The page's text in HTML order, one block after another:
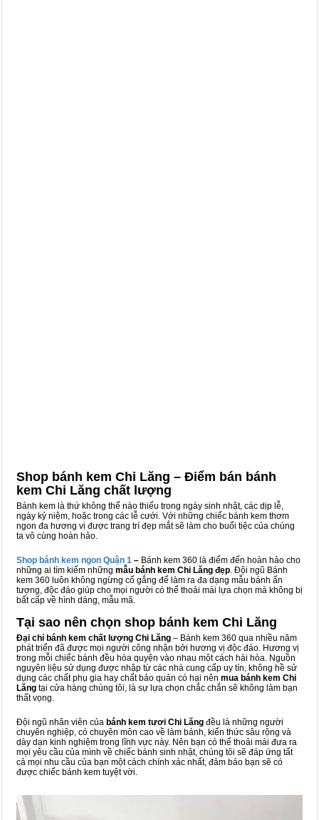
Shop bánh kem Chi Lăng – Điểm bán bánh
kem Chi Lăng chất lượng
Bánh kem là thứ không thể nào thiếu trong ngày sinh nhật, các dịp lễ,
ngày kỷ niệm, hoặc trong các lễ cưới. Với những chiếc bánh kem thơm
ngon đa hương vị được trang trí đẹp mắt sẽ làm cho buổi tiệc của chúng
ta vô cùng hoàn hảo.
Shop bánh kem ngon Quận 1 – Bánh kem 360 là điểm đến hoàn hảo cho
những ai tìm kiếm những mẫu bánh kem Chi Lăng đẹp. Đội ngũ Bánh
kem 360 luôn không ngừng cố gắng để làm ra đa dạng mẫu bánh ấn
tượng, độc đáo giúp cho mọi người có thể thoải mái lựa chọn mà không bị
bất cấp về hình dáng, mẫu mã.
Tại sao nên chọn shop bánh kem Chi Lăng
Đại chỉ bánh kem chất lượng Chi Lăng – Bánh kem 360 qua nhiều năm
phát triển đã được mọi người công nhận bởi hương vị độc đáo. Hương vị
trong mỗi chiếc bánh đều hòa quyện vào nhau một cách hài hòa. Nguồn
nguyên liệu sử dụng được nhập từ các nhà cung cấp uy tín, không hề sử
dụng các chất phụ gia hay chất bảo quản có hại nên mua bánh kem Chi
Lăng tại cửa hàng chúng tôi, là sự lựa chọn chắc chắn sẽ không làm bạn
thất vọng.
Đội ngũ nhân viên của bánh kem tươi Chi Lăng đều là những người
chuyên nghiệp, có chuyên môn cao về làm bánh, kiến thức sâu rộng và
dày dạn kinh nghiệm trong lĩnh vực này. Nên bạn có thể thoải mái đưa ra
mọi yêu cầu của mình về chiếc bánh sinh nhật, chúng tôi sẽ đáp ứng tất
cả mọi nhu cầu của bạn một cách chính xác nhất, đảm bảo bạn sẽ có
được chiếc bánh kem tuyệt vời.